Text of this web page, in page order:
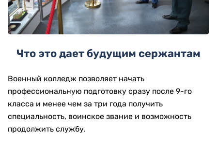
Что это дает будущим сержантам
Военный колледж позволяет начать
профессиональную подготовку сразу после 9-го
класса и менее чем за три года получить
специальность, воинское звание и возможность
продолжить службу.